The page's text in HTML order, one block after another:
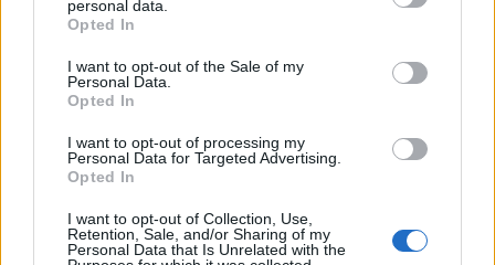
grant or deny consent to Google and its third-party tags to
use your data for below specified purposes in below Google
consent section.
personal data.
Opted In
I want to opt-out of the Sale of my
Personal Data.
Opted In
I want to opt-out of processing my
Personal Data for Targeted Advertising.
Opted In
I want to opt-out of Collection, Use,
Retention, Sale, and/or Sharing of my
Personal Data that Is Unrelated with the
συμβόλαια του 2025 για το πιστοποιητικό
ΕΝΦΙΑ
Σήμερα το κρίσιμο ραντεβού στο Μέγαρο
Μαξίμου για τη βιομηχανία
- Οι 3 κινήσεις που πρέπει να γίνουν εγκαίρως